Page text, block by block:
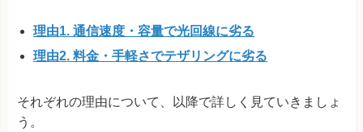
理由1. 通信速度・容量で光回線に劣る
理由2. 料金・手軽さでテザリングに劣る
それぞれの理由について、以降で詳しく見ていきましょ
う。